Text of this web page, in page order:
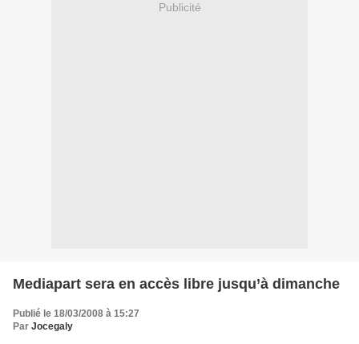
Publicité
Mediapart sera en accès libre jusqu’à dimanche
Publié le 18/03/2008 à 15:27
Par Jocegaly